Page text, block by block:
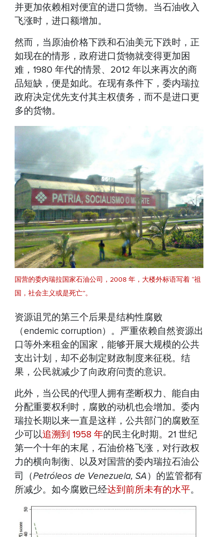
并更加依赖相对便宜的进口货物。当石油收入
飞涨时，进口额增加。
然而，当原油价格下跌和石油美元下跌时，正
如现在的情形，政府进口货物就变得更加困
难，1980 年代的情景、2012 年以来再次的商
品短缺，便是如此。在现有条件下，委内瑞拉
政府决定优先支付其主权债务，而不是进口更
多的货物。
国营的委内瑞拉国家石油公司，2008 年，大楼外标语写着 “祖
国，社会主义或是死亡”。
资源诅咒的第三个后果是结构性腐败
（endemic corruption）。严重依赖自然资源出
口等外来租金的国家，能够开展大规模的公共
支出计划，却不必制定财政制度来征税。结
果，公民就减少了向政府问责的意识。
此外，当公民的代理人拥有垄断权力、能自由
分配重要权利时，腐败的动机也会增加。委内
瑞拉长期以来一直是这样，公共部门的腐败至
少可以追溯到 1958 年的民主化时期。21 世纪
第一个十年的末尾，石油价格飞涨，对行政权
力的横向制衡、以及对国营的委内瑞拉石油公
司（Petróleos de Venezuela, SA）的监管都有
所减少。如今腐败已经达到前所未有的水平。